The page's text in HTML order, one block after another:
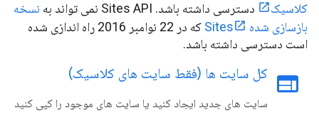
کلاسیک
دسترسی داشته باشد. Sites API نمی تواند به
نسخه
بازسازی شده Sites
که در 22 نوامبر 2016 راه اندازی شده
است دسترسی داشته باشد.
web کل سایت ها (فقط سایت های کلاسیک)
سایت های جدید ایجاد کنید یا سایت های موجود را کپی کنید